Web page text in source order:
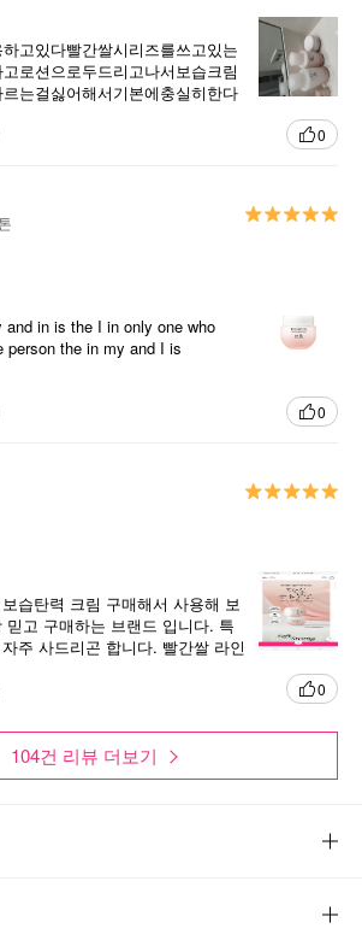
고있다빨간쌀시리즈를쓰고있는
로션으로두드리고나서보습크림
는걸싫어해서기본에충실히한다
0
in is the I in only one who
person the in my and I is
0
습탄력 크림 구매해서 사용해 보
고 구매하는 브랜드 입니다. 특
주 사드리곤 합니다. 빨간쌀 라인
0
104건 리뷰 더보기